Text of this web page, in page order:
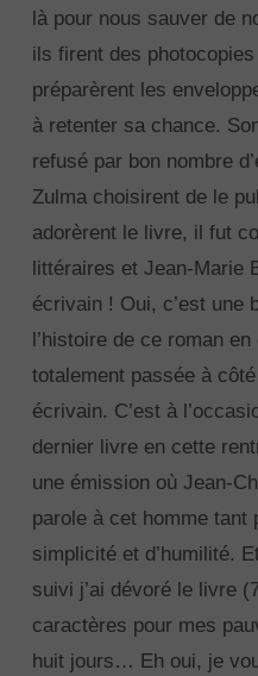
là pour nous sauver de
ils firent des
préparèrent les
à retenter sa chance.
refusé par bon nombre
Zulma choisirent de le
adorèrent le livre, il fut
littéraires et Jean-Marie
écrivain ! Oui, c’est une
l’histoire de ce roman
totalement passée à
écrivain. C’est à
dernier livre en cette
une émission où Jean-
parole à cet homme tant
simplicité et d’humilité.
suivi j’ai dévoré le livre
caractères pour mes
huit jours… Eh oui, je